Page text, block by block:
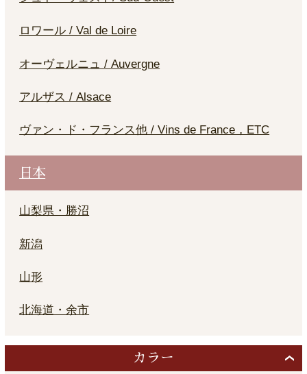
ロワール / Val de Loire
オーヴェルニュ / Auvergne
アルザス / Alsace
ヴァン・ド・フランス他 / Vins de France，ETC
日本
山梨県・勝沼
新潟
山形
北海道・余市
カラー